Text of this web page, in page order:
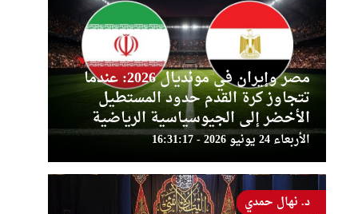
مصر وإيران في مونديال 2026: عندما
تتجاوز كرة القدم حدود المستطيل
الأخضر إلى الجيوسياسية الرياضية
الأربعاء 24 يونيو 2026 - 16:31:17
د. نهال حمدي